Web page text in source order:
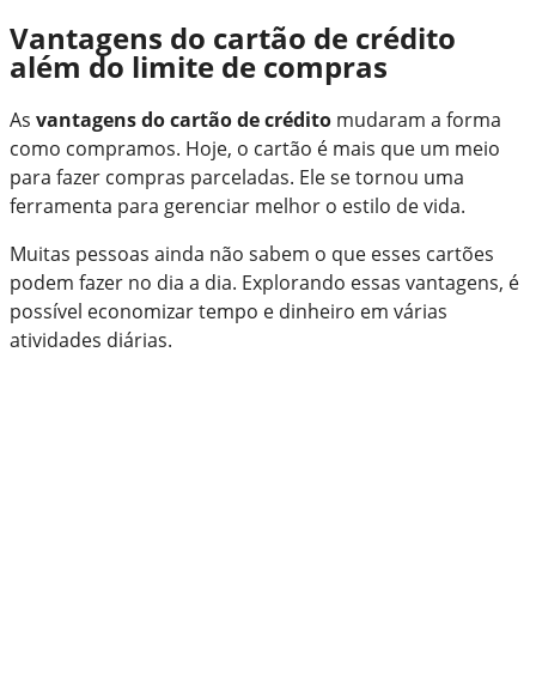
Vantagens do cartão de crédito
além do limite de compras
As vantagens do cartão de crédito mudaram a forma
como compramos. Hoje, o cartão é mais que um meio
para fazer compras parceladas. Ele se tornou uma
ferramenta para gerenciar melhor o estilo de vida.
Muitas pessoas ainda não sabem o que esses cartões
podem fazer no dia a dia. Explorando essas vantagens, é
possível economizar tempo e dinheiro em várias
atividades diárias.